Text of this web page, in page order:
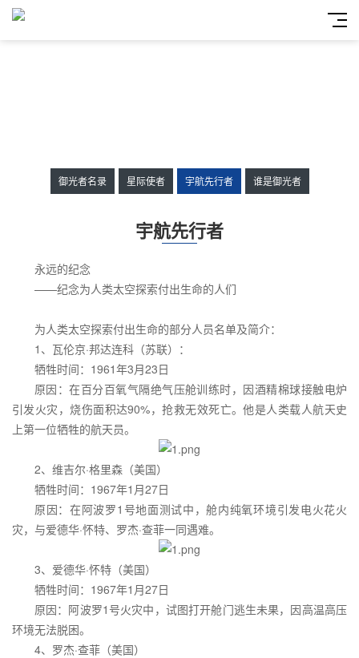
御光者名录 星际使者 宇航先行者 谁是御光者
宇航先行者
永远的纪念
——纪念为人类太空探索付出生命的人们
为人类太空探索付出生命的部分人员名单及简介：
1、瓦伦京·邦达连科（苏联）：
牺牲时间：1961年3月23日
原因：在百分百氧气隔绝气压舱训练时，因酒精棉球接触电炉
引发火灾，烧伤面积达90%，抢救无效死亡。他是人类载人航天史
上第一位牺牲的航天员。
2、维吉尔·格里森（美国）
牺牲时间：1967年1月27日
原因：在阿波罗1号地面测试中，舱内纯氧环境引发电火花火
灾，与爱德华·怀特、罗杰·查菲一同遇难。
3、爱德华·怀特（美国）
牺牲时间：1967年1月27日
原因：阿波罗1号火灾中，试图打开舱门逃生未果，因高温高压
环境无法脱困。
4、罗杰·查菲（美国）